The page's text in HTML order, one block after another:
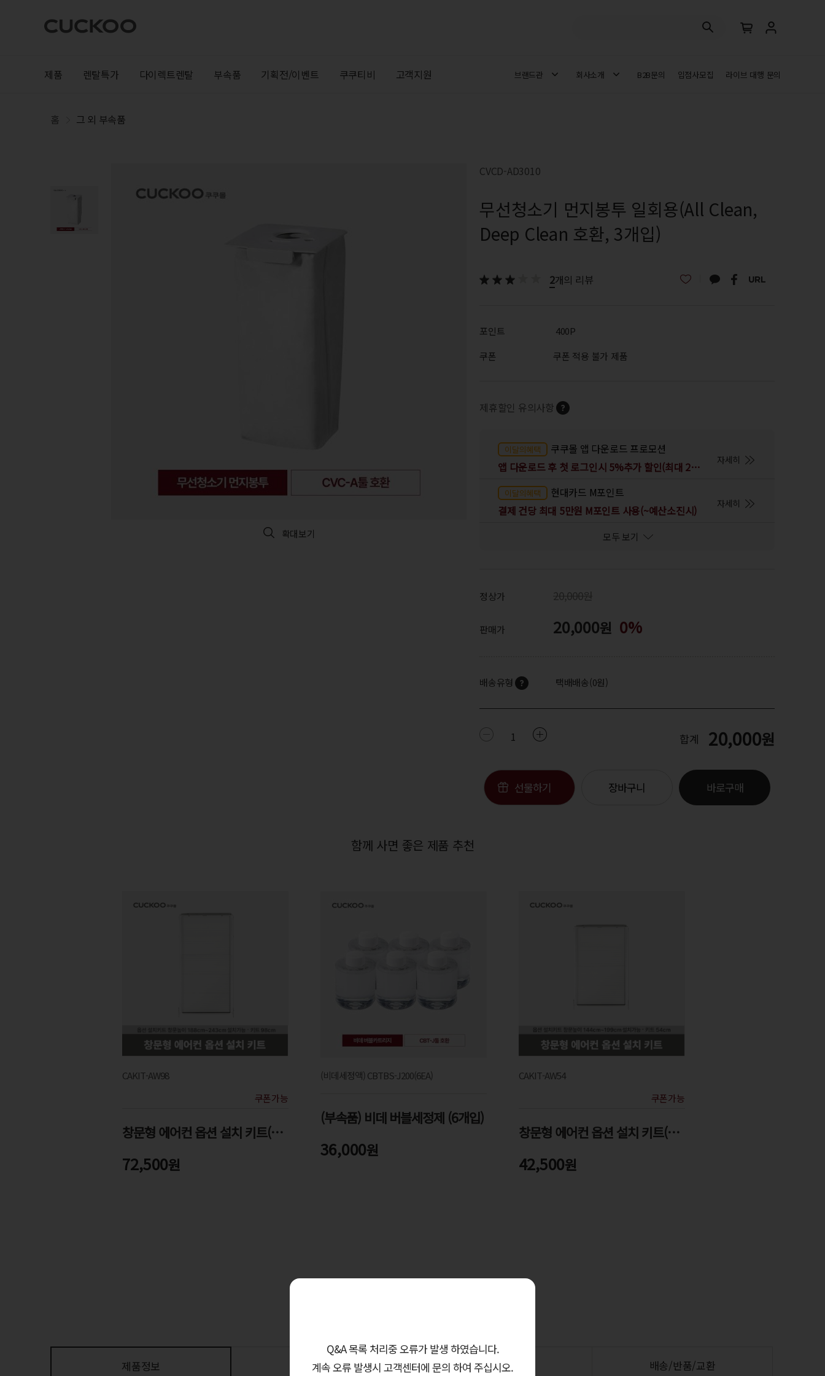
제품 렌탈특가 다이렉트렌탈 부속품 기획전/이벤트 쿠쿠티비 고객지원 브랜드관 회사소개 B2B문의 입점사모집 라이브 대행 문의
홈 그 외 부속품
확대보기
CVCD-AD3010
무선청소기 먼지봉투 일회용(All Clean,
Deep Clean 호환, 3개입)
2개의 리뷰
포인트
400P
쿠폰
쿠폰 적용 불가 제품
제휴할인 유의사항
이달의혜택
쿠쿠몰 앱 다운로드 프로모션
앱 다운로드 후 첫 로그인시 5%추가 할인(최대 2만원)
자세히
이달의혜택
현대카드 M포인트
결제 건당 최대 5만원 M포인트 사용(~예산소진시)
자세히
모두 보기
정상가 20,000원
판매가 20,000원 0%
배송유형 택배배송(0원)
1 합계 20,000원
선물하기 장바구니 바로구매
함께 사면 좋은 제품 추천
CAKIT-AW98
쿠폰가능
창문형 에어컨 옵션 설치 키트(A툴)
72,500원
(비데세정액) CBTBS-J200(6EA)
(부속품) 비데 버블세정제 (6개입)
36,000원
CAKIT-AW54
쿠폰가능
창문형 에어컨 옵션 설치 키트(A툴)
42,500원
제품정보 제품리뷰 (2) Q&A (0) 배송/반품/교환
Q&A 목록 처리중 오류가 발생 하였습니다.
계속 오류 발생시 고객센터에 문의 하여 주십시오.